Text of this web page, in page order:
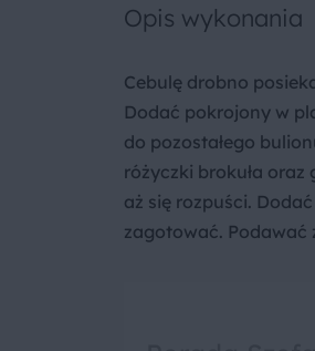
Opis wykonania
Cebulę drobno
Dodać pokrojony w
do pozostałego
różyczki brokuła
aż się rozpuści.
zagotować. Podawać